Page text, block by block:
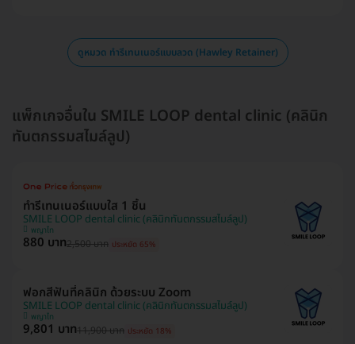
ดูหมวด ทำรีเทนเนอร์แบบลวด (Hawley Retainer)
แพ็กเกจอื่นใน SMILE LOOP dental clinic (คลินิก
ทันตกรรมสไมล์ลูป)
ทำรีเทนเนอร์แบบใส 1 ชิ้น
SMILE LOOP dental clinic (คลินิกทันตกรรมสไมล์ลูป)
พญาไท
880 บาท2,500 บาท ประหยัด 65%
ฟอกสีฟันที่คลินิก ด้วยระบบ Zoom
SMILE LOOP dental clinic (คลินิกทันตกรรมสไมล์ลูป)
พญาไท
9,801 บาท11,900 บาท ประหยัด 18%